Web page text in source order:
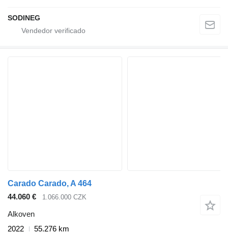
SODINEG
Carado Carado, A 464
44.060 €
1.066.000 CZK
Alkoven
2022
55.276 km